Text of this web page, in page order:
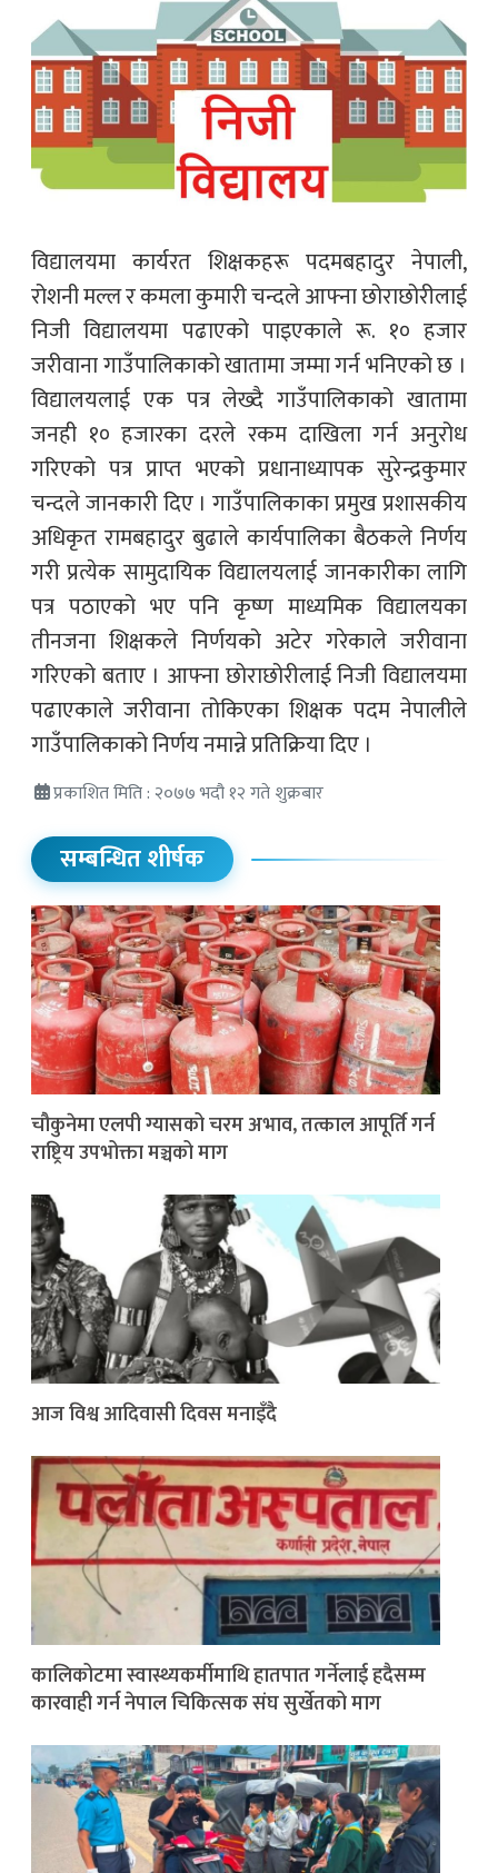
विद्यालयमा कार्यरत शिक्षकहरू पदमबहादुर नेपाली,
रोशनी मल्ल र कमला कुमारी चन्दले आफ्ना छोराछोरीलाई
निजी विद्यालयमा पढाएको पाइएकाले रू. १० हजार
जरीवाना गाउँपालिकाको खातामा जम्मा गर्न भनिएको छ ।
विद्यालयलाई एक पत्र लेख्दै गाउँपालिकाको खातामा
जनही १० हजारका दरले रकम दाखिला गर्न अनुरोध
गरिएको पत्र प्राप्त भएको प्रधानाध्यापक सुरेन्द्रकुमार
चन्दले जानकारी दिए । गाउँपालिकाका प्रमुख प्रशासकीय
अधिकृत रामबहादुर बुढाले कार्यपालिका बैठकले निर्णय
गरी प्रत्येक सामुदायिक विद्यालयलाई जानकारीका लागि
पत्र पठाएको भए पनि कृष्ण माध्यमिक विद्यालयका
तीनजना शिक्षकले निर्णयको अटेर गरेकाले जरीवाना
गरिएको बताए । आफ्ना छोराछोरीलाई निजी विद्यालयमा
पढाएकाले जरीवाना तोकिएका शिक्षक पदम नेपालीले
गाउँपालिकाको निर्णय नमान्ने प्रतिक्रिया दिए ।
प्रकाशित मिति : २०७७ भदौ १२ गते शुक्रबार
सम्बन्धित शीर्षक
चौकुनेमा एलपी ग्यासको चरम अभाव, तत्काल आपूर्ति गर्न
राष्ट्रिय उपभोक्ता मञ्चको माग
आज विश्व आदिवासी दिवस मनाइँदै
कालिकोटमा स्वास्थ्यकर्मीमाथि हातपात गर्नेलाई हदैसम्म
कारवाही गर्न नेपाल चिकित्सक संघ सुर्खेतको माग